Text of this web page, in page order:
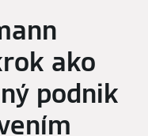
ako
podnik